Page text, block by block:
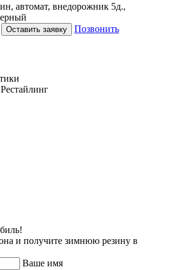
автомат, внедорожник 5д.,
Оставить заявку
Позвонить
и получите зимнюю резину в
Ваше имя